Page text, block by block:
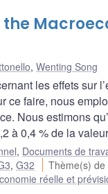
, Wenting Song
les effets sur
ce faire, nous
Nous estimons
à 0,4 % de la
, Documents de
, G32 Thème(s)
réelle et